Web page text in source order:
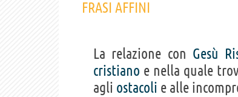
FRASI AFFINI
La relazione con Gesù
cristiano e nella quale
agli ostacoli e alle